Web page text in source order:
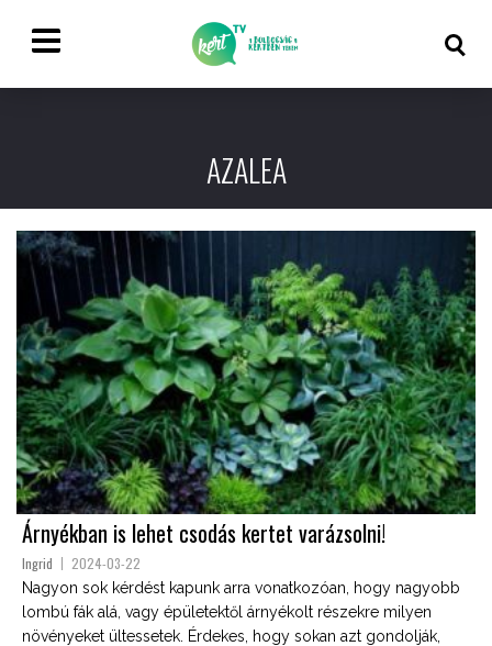
AZALEA
Árnyékban is lehet csodás kertet varázsolni!
Ingrid 2024-03-22
Nagyon sok kérdést kapunk arra vonatkozóan, hogy nagyobb
lombú fák alá, vagy épületektől árnyékolt részekre milyen
növényeket ültessetek. Érdekes, hogy sokan azt gondolják,